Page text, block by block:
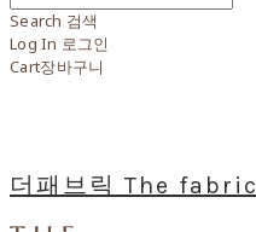
Search 검색
Log In 로그인
Cart장바구니
더패브릭 The fabric